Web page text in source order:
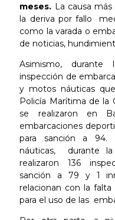
meses. La causa
la deriva por fallo
como la varada o
de noticias,
Asimismo,
inspección de
y motos náuticas
Policía Marítima de la
se realizaron en
embarcaciones
para sanción a 94.
náuticas, durante
realizaron 136
sanción a 79 y 1
relacionan con la
para el uso de las